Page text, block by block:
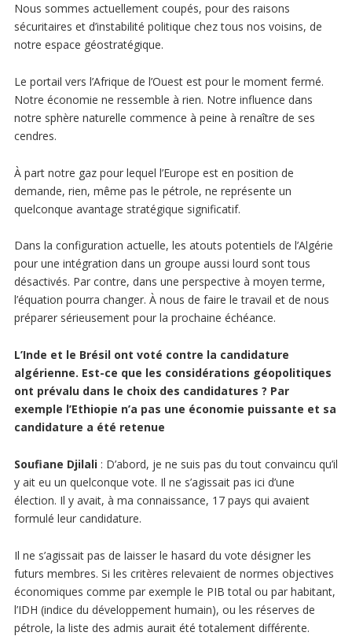
Nous sommes actuellement coupés, pour des raisons
sécuritaires et d’instabilité politique chez tous nos voisins, de
notre espace géostratégique.
Le portail vers l’Afrique de l’Ouest est pour le moment fermé.
Notre économie ne ressemble à rien. Notre influence dans
notre sphère naturelle commence à peine à renaître de ses
cendres.
À part notre gaz pour lequel l’Europe est en position de
demande, rien, même pas le pétrole, ne représente un
quelconque avantage stratégique significatif.
Dans la configuration actuelle, les atouts potentiels de l’Algérie
pour une intégration dans un groupe aussi lourd sont tous
désactivés. Par contre, dans une perspective à moyen terme,
l’équation pourra changer. À nous de faire le travail et de nous
préparer sérieusement pour la prochaine échéance.
L’Inde et le Brésil ont voté contre la candidature
algérienne. Est-ce que les considérations géopolitiques
ont prévalu dans le choix des candidatures ? Par
exemple l’Ethiopie n’a pas une économie puissante et sa
candidature a été retenue
Soufiane Djilali: D’abord, je ne suis pas du tout convaincu qu’il
y ait eu un quelconque vote. Il ne s’agissait pas ici d’une
élection. Il y avait, à ma connaissance, 17 pays qui avaient
formulé leur candidature.
Il ne s’agissait pas de laisser le hasard du vote désigner les
futurs membres. Si les critères relevaient de normes objectives
économiques comme par exemple le PIB total ou par habitant,
l’IDH (indice du développement humain), ou les réserves de
pétrole, la liste des admis aurait été totalement différente.